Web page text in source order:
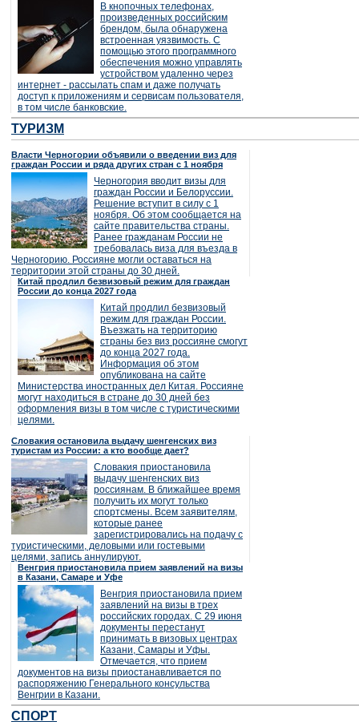
В кнопочных телефонах,
произведенных российским
брендом, была обнаружена
встроенная уязвимость. С
помощью этого программного
обеспечения можно управлять
устройством удаленно через
интернет - рассылать спам и даже получать
доступ к приложениям и сервисам пользователя,
в том числе банковские.
ТУРИЗМ
Власти Черногории объявили о введении виз для
граждан России и ряда других стран с 1 ноября
Черногория вводит визы для
граждан России и Белоруссии.
Решение вступит в силу с 1
ноября. Об этом сообщается на
сайте правительства страны.
Ранее гражданам России не
требовалась виза для въезда в
Черногорию. Россияне могли оставаться на
территории этой страны до 30 дней.
Китай продлил безвизовый режим для граждан
России до конца 2027 года
Китай продлил безвизовый
режим для граждан России.
Въезжать на территорию
страны без виз россияне смогут
до конца 2027 года.
Информация об этом
опубликована на сайте
Министерства иностранных дел Китая. Россияне
могут находиться в стране до 30 дней без
оформления визы в том числе с туристическими
целями.
Словакия остановила выдачу шенгенских виз
туристам из России: а кто вообще дает?
Словакия приостановила
выдачу шенгенских виз
россиянам. В ближайшее время
получить их могут только
спортсмены. Всем заявителям,
которые ранее
зарегистрировались на подачу с
туристическими, деловыми или гостевыми
целями, запись аннулируют.
Венгрия приостановила прием заявлений на визы
в Казани, Самаре и Уфе
Венгрия приостановила прием
заявлений на визы в трех
российских городах. С 29 июня
документы перестанут
принимать в визовых центрах
Казани, Самары и Уфы.
Отмечается, что прием
документов на визы приостанавливается по
распоряжению Генерального консульства
Венгрии в Казани.
СПОРТ